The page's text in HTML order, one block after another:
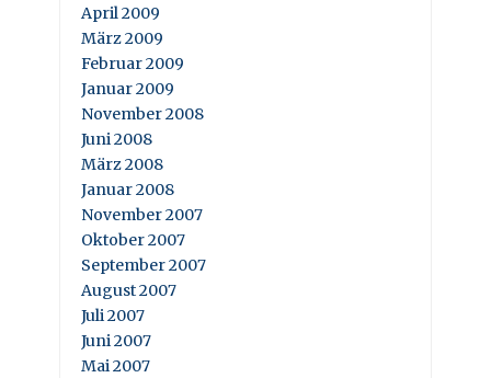
April 2009
März 2009
Februar 2009
Januar 2009
November 2008
Juni 2008
März 2008
Januar 2008
November 2007
Oktober 2007
September 2007
August 2007
Juli 2007
Juni 2007
Mai 2007